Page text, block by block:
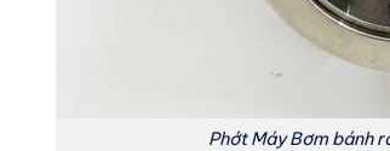
Phớt Máy Bơm bánh